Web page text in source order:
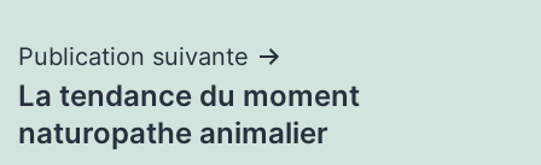
Publication suivante
La tendance du moment
naturopathe animalier